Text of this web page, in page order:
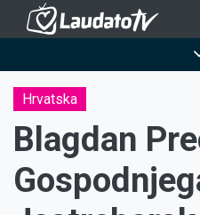
Skoči
sadržaj
Hrvatska
Blagdan